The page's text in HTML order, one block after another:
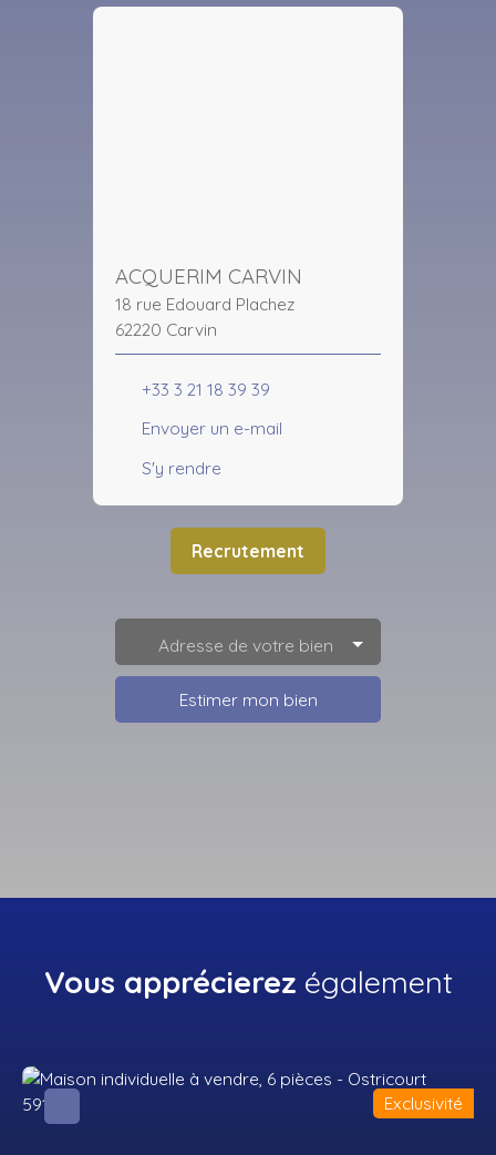
ACQUERIM CARVIN
18 rue Edouard Plachez
62220 Carvin
+33 3 21 18 39 39
Envoyer un e-mail
S'y rendre
Recrutement
Adresse de votre bien
Estimer mon bien
Vous apprécierez également
Exclusivité